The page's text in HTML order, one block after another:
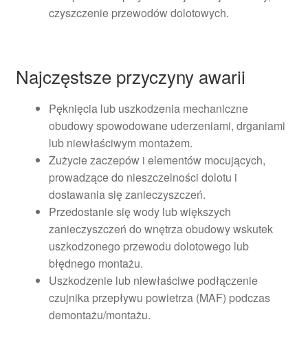
czyszczenie przewodów dolotowych.
Najczęstsze przyczyny awarii
Pęknięcia lub uszkodzenia mechaniczne
obudowy spowodowane uderzeniami, drganiami
lub niewłaściwym montażem.
Zużycie zaczepów i elementów mocujących,
prowadzące do nieszczelności dolotu i
dostawania się zanieczyszczeń.
Przedostanie się wody lub większych
zanieczyszczeń do wnętrza obudowy wskutek
uszkodzonego przewodu dolotowego lub
błędnego montażu.
Uszkodzenie lub niewłaściwe podłączenie
czujnika przepływu powietrza (MAF) podczas
demontażu/montażu.